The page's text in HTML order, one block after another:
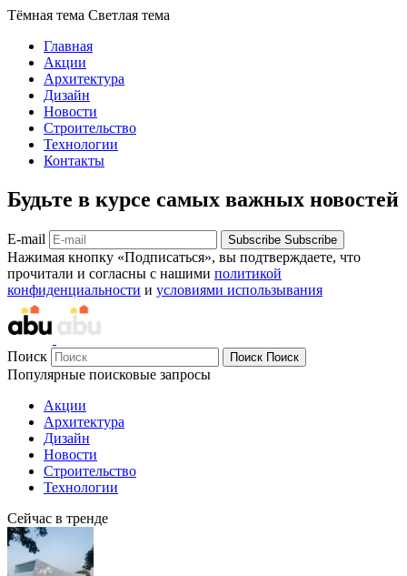
Тёмная тема Светлая тема
Главная
Акции
Архитектура
Дизайн
Новости
Строительство
Технологии
Контакты
Будьте в курсе самых важных новостей
E-mail Subscribe Subscribe
Нажимая кнопку «Подписаться», вы подтверждаете, что
прочитали и согласны с нашими политикой
конфиденциальности и условиями использывания
Поиск Поиск Поиск
Популярные поисковые запросы
Акции
Архитектура
Дизайн
Новости
Строительство
Технологии
Сейчас в тренде